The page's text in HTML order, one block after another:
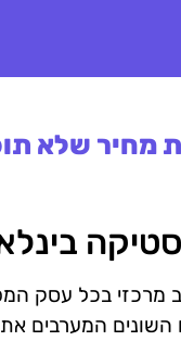
שלא
מרכזי בכל עסק
השונים